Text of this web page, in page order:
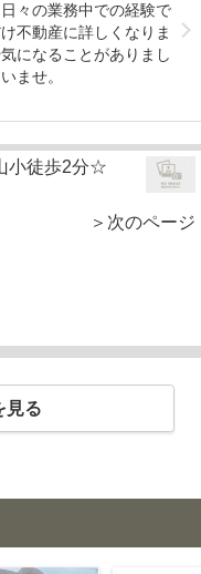
々の業務中での経験で
不動産に詳しくなりま
になることがありまし
ませ。
小徒歩2分☆
＞次のページ
見る